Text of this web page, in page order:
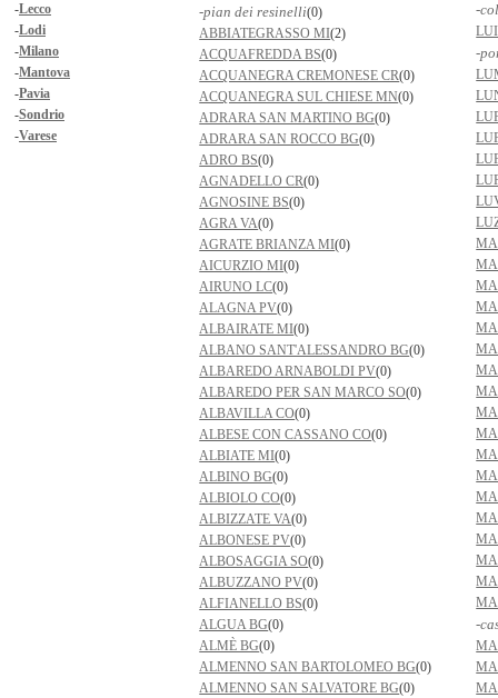
-Lecco
-Lodi
-Milano
-Mantova
-Pavia
-Sondrio
-Varese
-pian dei resinelli(0)
ABBIATEGRASSO MI(2)
ACQUAFREDDA BS(0)
ACQUANEGRA CREMONESE CR(0)
ACQUANEGRA SUL CHIESE MN(0)
ADRARA SAN MARTINO BG(0)
ADRARA SAN ROCCO BG(0)
ADRO BS(0)
AGNADELLO CR(0)
AGNOSINE BS(0)
AGRA VA(0)
AGRATE BRIANZA MI(0)
AICURZIO MI(0)
AIRUNO LC(0)
ALAGNA PV(0)
ALBAIRATE MI(0)
ALBANO SANT'ALESSANDRO BG(0)
ALBAREDO ARNABOLDI PV(0)
ALBAREDO PER SAN MARCO SO(0)
ALBAVILLA CO(0)
ALBESE CON CASSANO CO(0)
ALBIATE MI(0)
ALBINO BG(0)
ALBIOLO CO(0)
ALBIZZATE VA(0)
ALBONESE PV(0)
ALBOSAGGIA SO(0)
ALBUZZANO PV(0)
ALFIANELLO BS(0)
ALGUA BG(0)
ALMÈ BG(0)
ALMENNO SAN BARTOLOMEO BG(0)
ALMENNO SAN SALVATORE BG(0)
-
-
-